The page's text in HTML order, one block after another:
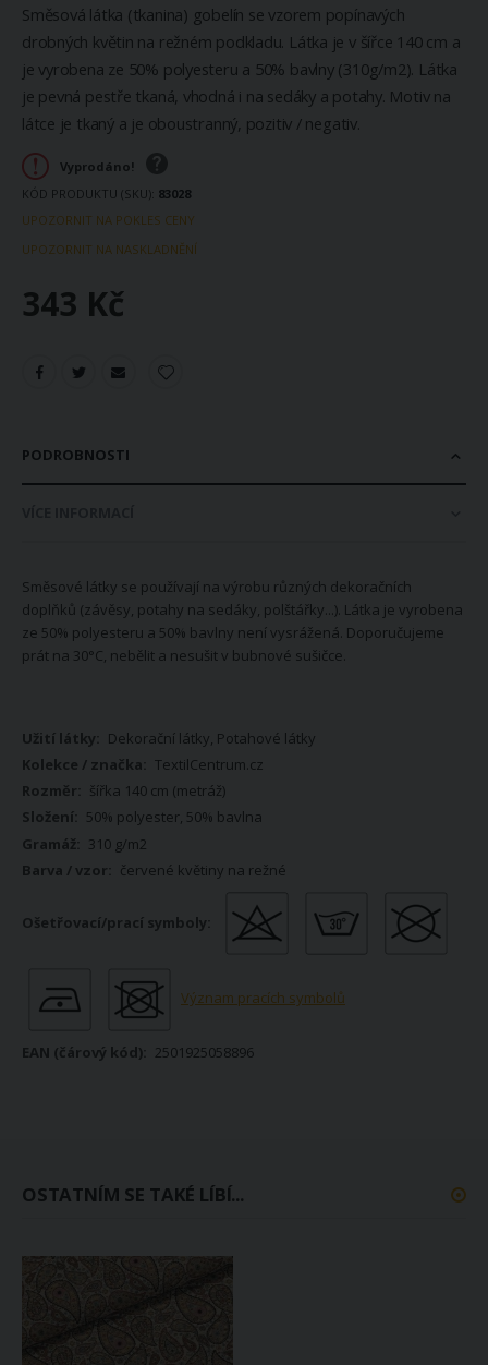
Směsová látka (tkanina) gobelín se vzorem popínavých
drobných květin na režném podkladu. Látka je v šířce 140 cm a
je vyrobena ze 50% polyesteru a 50% bavlny (310g/m2). Látka
je pevná pestře tkaná, vhodná i na sedáky a potahy. Motiv na
látce je tkaný a je oboustranný, pozitiv / negativ.
Vyprodáno!
KÓD PRODUKTU (SKU) 83028
UPOZORNIT NA POKLES CENY
UPOZORNIT NA NASKLADNĚNÍ
343 Kč
PODROBNOSTI
Směsové látky se používají na výrobu různých dekoračních
doplňků (závěsy, potahy na sedáky, polštářky...). Látka je vyrobena
ze 50% polyesteru a 50% bavlny není vysrážená. Doporučujeme
prát na 30°C, nebělit a nesušit v bubnové sušičce.
Více
informací
Dekorační látky, Potahové látky
TextilCentrum.cz
šířka 140 cm (metráž)
50% polyester, 50% bavlna
310 g/m2
červené květiny na režné
Význam pracích symbolů
2501925058896
OSTATNÍM SE TAKÉ LÍBÍ...